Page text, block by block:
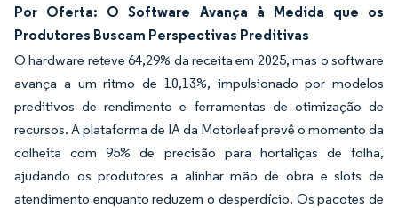
Por Oferta: O Software Avança à Medida que os
Produtores Buscam Perspectivas Preditivas
O hardware reteve 64,29% da receita em 2025, mas o software
avança a um ritmo de 10,13%, impulsionado por modelos
preditivos de rendimento e ferramentas de otimização de
recursos. A plataforma de IA da Motorleaf prevê o momento da
colheita com 95% de precisão para hortaliças de folha,
ajudando os produtores a alinhar mão de obra e slots de
atendimento enquanto reduzem o desperdício. Os pacotes de